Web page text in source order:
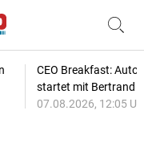
CEO Breakfast:
startet mit Bertrand
07.08.2026, 12:05